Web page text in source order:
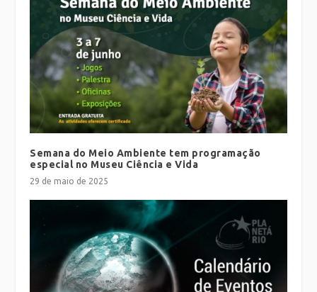
Semana do Meio Ambiente tem programação
especial no Museu Ciência e Vida
29 de maio de 2025